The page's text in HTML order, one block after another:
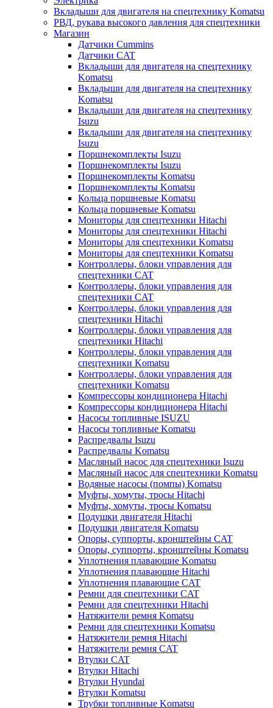
Вкладыши для двигателя на спецтехнику Komatsu
РВД, рукава высокого давления для спецтехники
Магазин
Датчики Cummins
Датчики CAT
Вкладыши для двигателя на спецтехнику
Komatsu
Вкладыши для двигателя на спецтехнику
Komatsu
Вкладыши для двигателя на спецтехнику
Isuzu
Вкладыши для двигателя на спецтехнику
Isuzu
Поршнекомплекты Isuzu
Поршнекомплекты Isuzu
Поршнекомплекты Komatsu
Поршнекомплекты Komatsu
Кольца поршневые Komatsu
Кольца поршневые Komatsu
Мониторы для спецтехники Hitachi
Мониторы для спецтехники Hitachi
Мониторы для спецтехники Komatsu
Мониторы для спецтехники Komatsu
Контроллеры, блоки управления для
спецтехники CAT
Контроллеры, блоки управления для
спецтехники CAT
Контроллеры, блоки управления для
спецтехники Hitachi
Контроллеры, блоки управления для
спецтехники Hitachi
Контроллеры, блоки управления для
спецтехники Komatsu
Контроллеры, блоки управления для
спецтехники Komatsu
Компрессоры кондиционера Hitachi
Компрессоры кондиционера Hitachi
Насосы топливные ISUZU
Насосы топливные Komatsu
Распредвалы Isuzu
Распредвалы Komatsu
Масляный насос для спецтехники Isuzu
Масляный насос для спецтехники Komatsu
Водяные насосы (помпы) Komatsu
Муфты, хомуты, тросы Hitachi
Муфты, хомуты, тросы Komatsu
Подушки двигателя Hitachi
Подушки двигателя Komatsu
Опоры, суппорты, кронштейны CAT
Опоры, суппорты, кронштейны Komatsu
Уплотнения плавающие Komatsu
Уплотнения плавающие Hitachi
Уплотнения плавающие CAT
Ремни для спецтехники CAT
Ремни для спецтехники Hitachi
Натяжители ремня Komatsu
Ремни для спецтехники Komatsu
Натяжители ремня Hitachi
Натяжители ремня CAT
Втулки CAT
Втулки Hitachi
Втулки Hyundai
Втулки Komatsu
Трубки топливные Komatsu